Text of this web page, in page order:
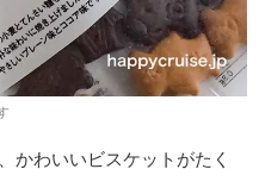
かわいいビスケットがたく